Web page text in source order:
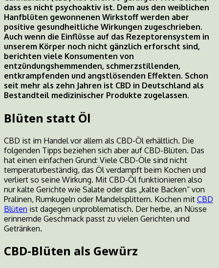
dass es nicht psychoaktiv ist. Dem aus den weiblichen
Hanfblüten gewonnenen Wirkstoff werden aber
positive gesundheitliche Wirkungen zugeschrieben.
Auch wenn die Einflüsse auf das Rezeptorensystem in
unserem Körper noch nicht gänzlich erforscht sind,
berichten viele Konsumenten von
entzündungshemmenden, schmerzstillenden,
entkrampfenden und angstlösenden Effekten. Schon
seit mehr als zehn Jahren ist CBD in Deutschland als
Bestandteil medizinischer Produkte zugelassen.
Blüten statt Öl
CBD ist im Handel vor allem als CBD-Öl erhältlich. Die
folgenden Tipps beziehen sich aber auf CBD-Blüten. Das
hat einen einfachen Grund: Viele CBD-Öle sind nicht
temperaturbeständig, das Öl verdampft beim Kochen und
verliert so seine Wirkung. Mit CBD-Öl funktionieren also
nur kalte Gerichte wie Salate oder das „kalte Backen“ von
Pralinen, Rumkugeln oder Mandelsplittern. Kochen mit CBD
Blüten ist dagegen unproblematisch. Der herbe, an Nüsse
erinnernde Geschmack passt zu vielen Gerichten und
Getränken.
CBD-Blüten als Gewürz